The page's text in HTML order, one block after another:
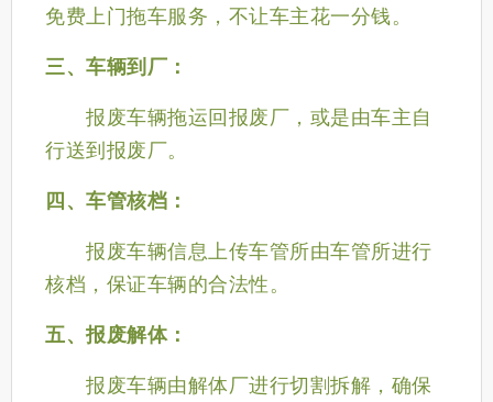
免费上门拖车服务，不让车主花一分钱。
三、车辆到厂：
报废车辆拖运回报废厂，或是由车主自
行送到报废厂。
四、车管核档：
报废车辆信息上传车管所由车管所进行
核档，保证车辆的合法性。
五、报废解体：
报废车辆由解体厂进行切割拆解，确保